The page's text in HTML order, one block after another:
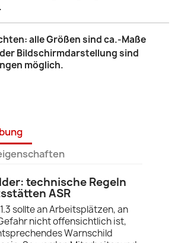
alle Größen sind ca.-Maße
Bildschirmdarstellung sind
möglich.
technische Regeln
ASR
sollte an Arbeitsplätzen, an
nicht offensichtlich ist,
Warnschild